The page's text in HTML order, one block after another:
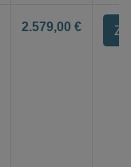
2.579,00 €